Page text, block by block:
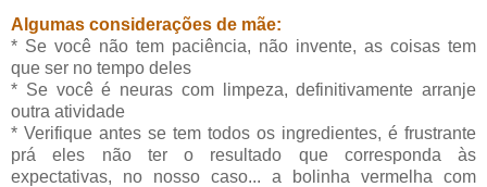
Algumas considerações de mãe:
* Se você não tem paciência, não invente, as coisas tem
que ser no tempo deles
* Se você é neuras com limpeza, definitivamente arranje
outra atividade
* Verifique antes se tem todos os ingredientes, é frustrante
prá eles não ter o resultado que corresponda às
expectativas, no nosso caso... a bolinha vermelha com